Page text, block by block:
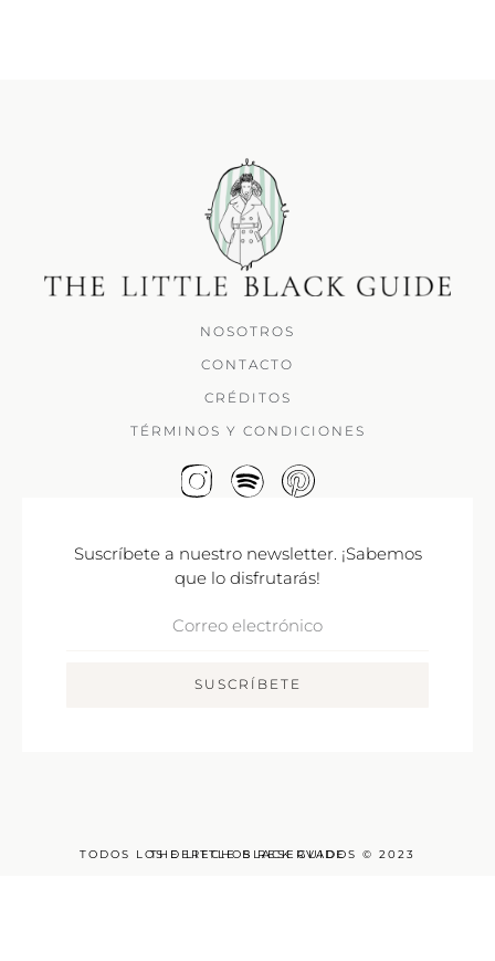
NOSOTROS
CONTACTO
CRÉDITOS
TÉRMINOS Y CONDICIONES
Suscríbete a nuestro newsletter. ¡Sabemos
que lo disfrutarás!
SUSCRÍBETE
TODOS LOS DERECHOS RESERVADOS © 2023
THE LITTLE BLACK GUIDE